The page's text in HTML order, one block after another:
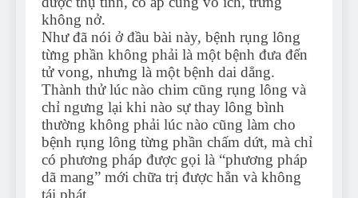
không nở.
Như đã nói ở đầu bài này, bệnh rụng lông
từng phần không phải là một bệnh đưa đến
tử vong, nhưng là một bệnh dai dẳng.
Thành thử lúc nào chim cũng rụng lông và
chỉ ngưng lại khi nào sự thay lông bình
thường không phải lúc nào cũng làm cho
bệnh rụng lông từng phần chấm dứt, mà chỉ
có phương pháp được gọi là “phương pháp
dã mang” mới chữa trị được hẳn và không
tái phát.